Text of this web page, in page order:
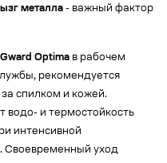
металла - важный фактор
Optima в рабочем
рекомендуется
за спилком и кожей.
и термостойкость
интенсивной
Своевременный уход